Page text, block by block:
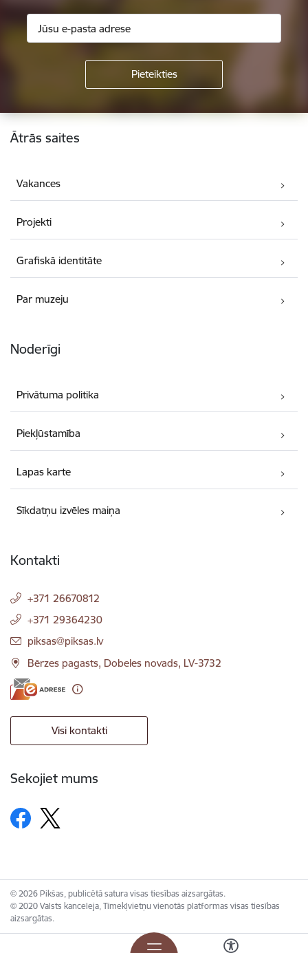
Kājene
Ātrās saites
Vakances
Projekti
Grafiskā identitāte
Par muzeju
Noderīgi
Privātuma politika
Piekļūstamība
Lapas karte
Sīkdatņu izvēles maiņa
Kontakti
+371 26670812
+371 29364230
E-pasts:
piksas@piksas.lv
Bērzes pagasts, Dobeles novads, LV-3732
Visi kontakti
Sekojiet mums
© 2026 Pikšas, publicētā satura visas tiesības aizsargātas.
© 2020 Valsts kanceleja, Tīmekļvietņu vienotās platformas visas tiesības
aizsargātas.